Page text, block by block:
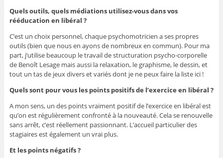
Quels outils, quels médiations utilisez-vous dans vos
rééducation en libéral ?
C’est un choix personnel, chaque psychomotricien a ses propres
outils (bien que nous en ayons de nombreux en commun). Pour ma
part, j’utilise beaucoup le travail de structuration psycho-corporelle
de Benoît Lesage mais aussi la relaxation, le graphisme, le dessin, et
tout un tas de jeux divers et variés dont je ne peux faire la liste ici !
Quels sont pour vous les points positifs de l’exercice en libéral ?
A mon sens, un des points vraiment positif de l’exercice en libéral est
qu’on est régulièrement confronté à la nouveauté. Cela se renouvelle
sans arrêt, c’est réellement passionnant. L’accueil particulier des
stagiaires est également un vrai plus.
Et les points négatifs ?